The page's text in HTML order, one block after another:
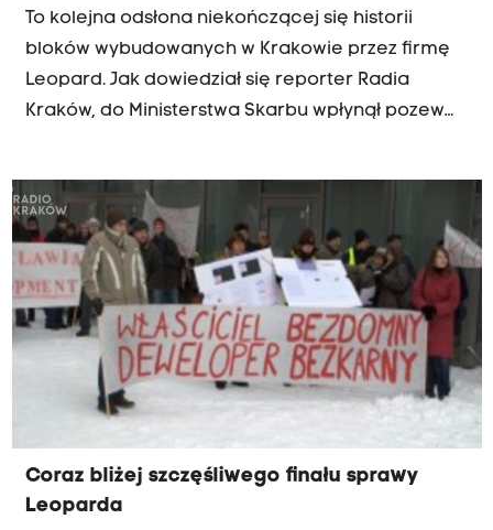
To kolejna odsłona niekończącej się historii
bloków wybudowanych w Krakowie przez firmę
Leopard. Jak dowiedział się reporter Radia
Kraków, do Ministerstwa Skarbu wpłynął pozew
domaga się od naszego kraju odszkodowania,
ponieważ uważa, że pogwałcone zostały jego
prawa i interesy. Stracił bowiem mieszkania m.in.
przy ul. Wierzbowej (dziś Dworskiej) w Krakowie, a
co za tym idzie - kilkadziesiąt milionów złotych.
Coraz bliżej szczęśliwego finału sprawy
Leoparda